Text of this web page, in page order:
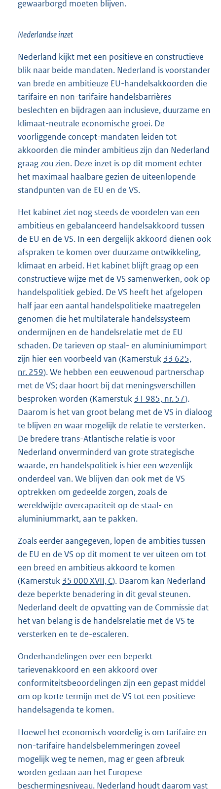
gewaarborgd moeten blijven.
Nederlandse inzet
Nederland kijkt met een positieve en constructieve
blik naar beide mandaten. Nederland is voorstander
van brede en ambitieuze EU-handelsakkoorden die
tarifaire en non-tarifaire handelsbarrières
beslechten en bijdragen aan inclusieve, duurzame en
klimaat-neutrale economische groei. De
voorliggende concept-mandaten leiden tot
akkoorden die minder ambitieus zijn dan Nederland
graag zou zien. Deze inzet is op dit moment echter
het maximaal haalbare gezien de uiteenlopende
standpunten van de EU en de VS.
Het kabinet ziet nog steeds de voordelen van een
ambitieus en gebalanceerd handelsakkoord tussen
de EU en de VS. In een dergelijk akkoord dienen ook
afspraken te komen over duurzame ontwikkeling,
klimaat en arbeid. Het kabinet blijft graag op een
constructieve wijze met de VS samenwerken, ook op
handelspolitiek gebied. De VS heeft het afgelopen
half jaar een aantal handelspolitieke maatregelen
genomen die het multilaterale handelssysteem
ondermijnen en de handelsrelatie met de EU
schaden. De tarieven op staal- en aluminiumimport
zijn hier een voorbeeld van (Kamerstuk 33 625,
nr. 259). We hebben een eeuwenoud partnerschap
met de VS; daar hoort bij dat meningsverschillen
besproken worden (Kamerstuk 31 985, nr. 57).
Daarom is het van groot belang met de VS in dialoog
te blijven en waar mogelijk de relatie te versterken.
De bredere trans-Atlantische relatie is voor
Nederland onverminderd van grote strategische
waarde, en handelspolitiek is hier een wezenlijk
onderdeel van. We blijven dan ook met de VS
optrekken om gedeelde zorgen, zoals de
wereldwijde overcapaciteit op de staal- en
aluminiummarkt, aan te pakken.
Zoals eerder aangegeven, lopen de ambities tussen
de EU en de VS op dit moment te ver uiteen om tot
een breed en ambitieus akkoord te komen
(Kamerstuk 35 000 XVII, C). Daarom kan Nederland
deze beperkte benadering in dit geval steunen.
Nederland deelt de opvatting van de Commissie dat
het van belang is de handelsrelatie met de VS te
versterken en te de-escaleren.
Onderhandelingen over een beperkt
tarievenakkoord en een akkoord over
conformiteitsbeoordelingen zijn een gepast middel
om op korte termijn met de VS tot een positieve
handelsagenda te komen.
Hoewel het economisch voordelig is om tarifaire en
non-tarifaire handelsbelemmeringen zoveel
mogelijk weg te nemen, mag er geen afbreuk
worden gedaan aan het Europese
beschermingsniveau. Nederland houdt daarom vast